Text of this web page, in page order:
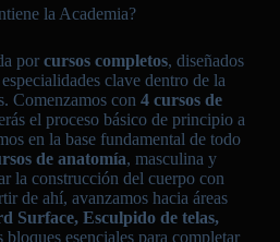
la Academia?
por cursos completos, diseñados
clave dentro de la
Comenzamos con 4 cursos de
el proceso básico de principio a
en la base fundamental de todo
de anatomía, masculina y
la construcción del cuerpo con
de ahí, avanzamos hacia áreas
Surface, Esculpido de telas,
esenciales para completar